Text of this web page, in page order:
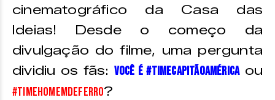
cinematográfico da Casa das
Ideias! Desde o começo da
divulgação do filme, uma pergunta
dividiu os fãs: você é #TimeCapitãoAméricaou
#TimeHomemDeFerro?